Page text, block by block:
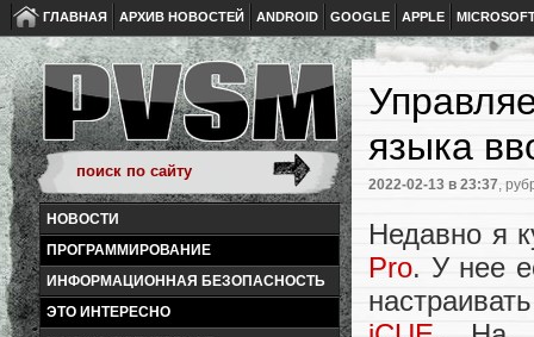
ГЛАВНАЯ АРХИВ НОВОСТЕЙ ANDROID GOOGLE APPLE
НОВОСТИ
ПРОГРАММИРОВАНИЕ
ИНФОРМАЦИОННАЯ БЕЗОПАСНОСТЬ
ЭТО ИНТЕРЕСНО
языка
2022-02-13 в 23:37,
Недавно я
Pro. У нее